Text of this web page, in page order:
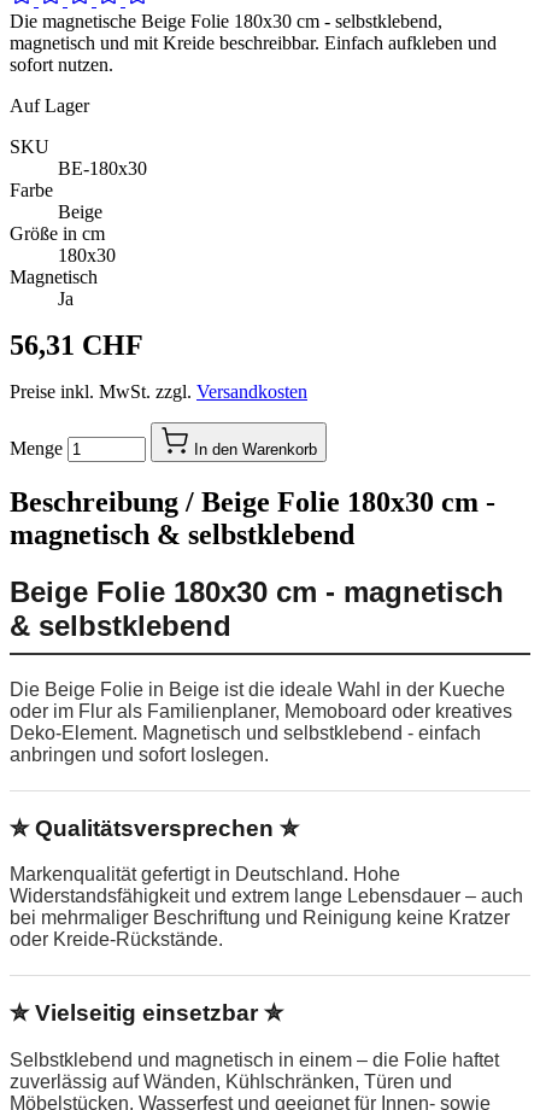
Die magnetische Beige Folie 180x30 cm - selbstklebend,
magnetisch und mit Kreide beschreibbar. Einfach aufkleben und
sofort nutzen.
Auf Lager
SKU
BE-180x30
Farbe
Beige
Größe in cm
180x30
Magnetisch
Ja
56,31 CHF
Preise inkl. MwSt. zzgl. Versandkosten
Menge In den Warenkorb
Beschreibung / Beige Folie 180x30 cm -
magnetisch & selbstklebend
Beige Folie 180x30 cm - magnetisch
& selbstklebend
Die Beige Folie in Beige ist die ideale Wahl in der Kueche
oder im Flur als Familienplaner, Memoboard oder kreatives
Deko-Element. Magnetisch und selbstklebend - einfach
anbringen und sofort loslegen.
✮ Qualitätsversprechen ✮
Markenqualität gefertigt in Deutschland. Hohe
Widerstandsfähigkeit und extrem lange Lebensdauer – auch
bei mehrmaliger Beschriftung und Reinigung keine Kratzer
oder Kreide-Rückstände.
✮ Vielseitig einsetzbar ✮
Selbstklebend und magnetisch in einem – die Folie haftet
zuverlässig auf Wänden, Kühlschränken, Türen und
Möbelstücken. Wasserfest und geeignet für Innen- sowie